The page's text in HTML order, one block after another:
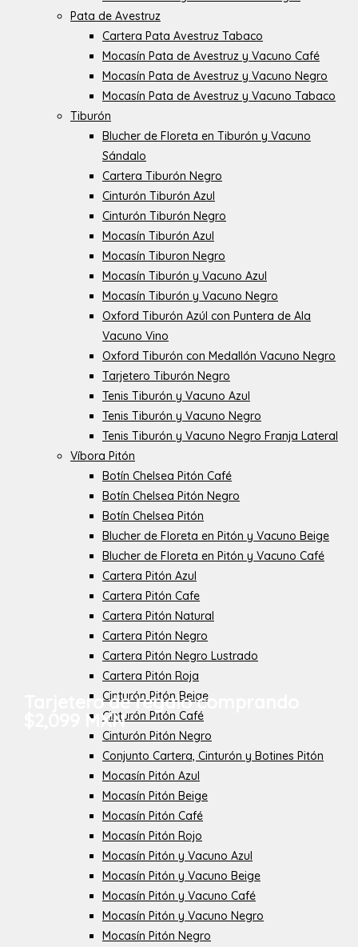
Pata de Avestruz
Cartera Pata Avestruz Tabaco
Mocasín Pata de Avestruz y Vacuno Café
Mocasín Pata de Avestruz y Vacuno Negro
Mocasín Pata de Avestruz y Vacuno Tabaco
Tiburón
Blucher de Floreta en Tiburón y Vacuno
Sándalo
Cartera Tiburón Negro
Cinturón Tiburón Azul
Cinturón Tiburón Negro
Mocasín Tiburón Azul
Mocasín Tiburon Negro
Mocasín Tiburón y Vacuno Azul
Mocasín Tiburón y Vacuno Negro
Oxford Tiburón Azúl con Puntera de Ala
Vacuno Vino
Oxford Tiburón con Medallón Vacuno Negro
Tarjetero Tiburón Negro
Tenis Tiburón y Vacuno Azul
Tenis Tiburón y Vacuno Negro
Tenis Tiburón y Vacuno Negro Franja Lateral
Víbora Pitón
Botín Chelsea Pitón Café
Botín Chelsea Pitón Negro
Botín Chelsea Pitón
Blucher de Floreta en Pitón y Vacuno Beige
Blucher de Floreta en Pitón y Vacuno Café
Cartera Pitón Azul
Cartera Pitón Cafe
Cartera Pitón Natural
Cartera Pitón Negro
Cartera Pitón Negro Lustrado
Cartera Pitón Roja
Cinturón Pitón Beige
Cinturón Pitón Café
Cinturón Pitón Negro
Conjunto Cartera, Cinturón y Botines Pitón
Mocasín Pitón Azul
Mocasín Pitón Beige
Mocasín Pitón Café
Mocasín Pitón Rojo
Mocasín Pitón y Vacuno Azul
Mocasín Pitón y Vacuno Beige
Mocasín Pitón y Vacuno Café
Mocasín Pitón y Vacuno Negro
Mocasín Pitón Negro
Tarjetero de regalo comprando
$2,099 MXN